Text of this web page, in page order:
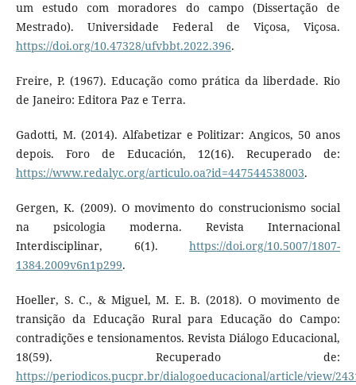
um estudo com moradores do campo (Dissertação de
Mestrado). Universidade Federal de Viçosa, Viçosa.
https://doi.org/10.47328/ufvbbt.2022.396.
Freire, P. (1967). Educação como prática da liberdade. Rio
de Janeiro: Editora Paz e Terra.
Gadotti, M. (2014). Alfabetizar e Politizar: Angicos, 50 anos
depois. Foro de Educación, 12(16). Recuperado de:
https://www.redalyc.org/articulo.oa?id=447544538003.
Gergen, K. (2009). O movimento do construcionismo social
na psicologia moderna. Revista Internacional
Interdisciplinar, 6(1).https://doi.org/10.5007/1807-
1384.2009v6n1p299.
Hoeller, S. C., & Miguel, M. E. B. (2018). O movimento de
transição da Educação Rural para Educação do Campo:
contradições e tensionamentos. Revista Diálogo Educacional,
18(59). Recuperado de:
https://periodicos.pucpr.br/dialogoeducacional/article/view/